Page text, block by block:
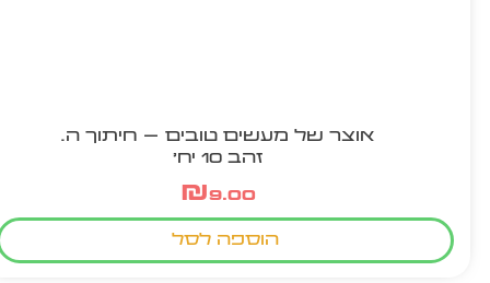
אוצר של מעשים טובים – חיתוך ה.
זהב 10 יח'
₪9.00
הוספה לסל